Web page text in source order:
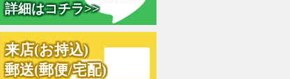
詳細はコチラ>>
来店(お持込)
郵送(郵便/宅配)